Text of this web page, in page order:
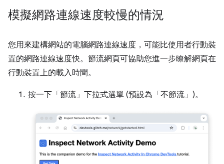
模擬網路連線速度較慢的情況
您用來建構網站的電腦網路連線速度，可能比使用者行動裝
置的網路連線速度快。節流網頁可協助您進一步瞭解網頁在
行動裝置上的載入時間。
按一下「節流」 下拉式選單 (預設為「不節流」 )。